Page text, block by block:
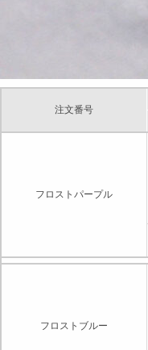
注文番号
フロストパープル
フロストブルー